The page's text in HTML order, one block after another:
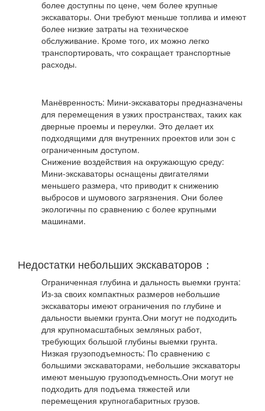
более доступны по цене, чем более крупные
экскаваторы. Они требуют меньше топлива и имеют
более низкие затраты на техническое
обслуживание. Кроме того, их можно легко
транспортировать, что сокращает транспортные
расходы.
Манёвренность: Мини-экскаваторы предназначены
для перемещения в узких пространствах, таких как
дверные проемы и переулки. Это делает их
подходящими для внутренних проектов или зон с
ограниченным доступом.
Снижение воздействия на окружающую среду:
Мини-экскаваторы оснащены двигателями
меньшего размера, что приводит к снижению
выбросов и шумового загрязнения. Они более
экологичны по сравнению с более крупными
машинами.
Недостатки небольших экскаваторов：
Ограниченная глубина и дальность выемки грунта:
Из-за своих компактных размеров небольшие
экскаваторы имеют ограничения по глубине и
дальности выемки грунта.Они могут не подходить
для крупномасштабных земляных работ,
требующих большой глубины выемки грунта.
Низкая грузоподъемность: По сравнению с
большими экскаваторами, небольшие экскаваторы
имеют меньшую грузоподъемность.Они могут не
подходить для подъема тяжестей или
перемещения крупногабаритных грузов.